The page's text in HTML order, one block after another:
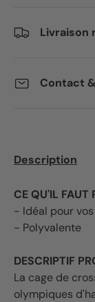
Livraison
Contact
Description
CE QU'IL FAUT
- Idéal pour
- Polyvalente
DESCRIPTIF
La cage de
olympiques